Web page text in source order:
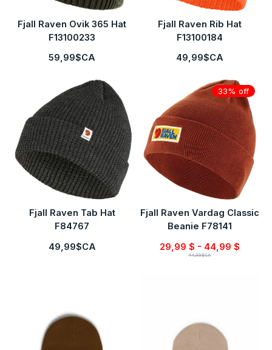
Fjall Raven Ovik 365 Hat
F13100233
59,99$CA
Fjall Raven Rib Hat
F13100184
49,99$CA
Fjall Raven Tab Hat
F84767
49,99$CA
33% off
Fjall Raven Vardag Classic
Beanie F78141
29,99 $ - 44,99 $
44,99$CA